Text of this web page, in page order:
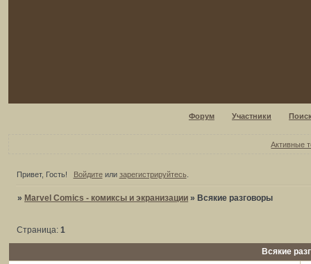
Форум Участники
Активные
Привет, Гость! Войдитеили зарегистрируйтесь.
» Marvel Comics - комиксы и экранизации » Всякие разговоры
Всякие
Страница:1